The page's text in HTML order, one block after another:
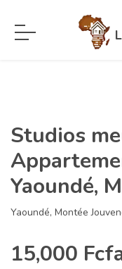
Studios
Yaoundé,
Yaoundé, Montée
15,000